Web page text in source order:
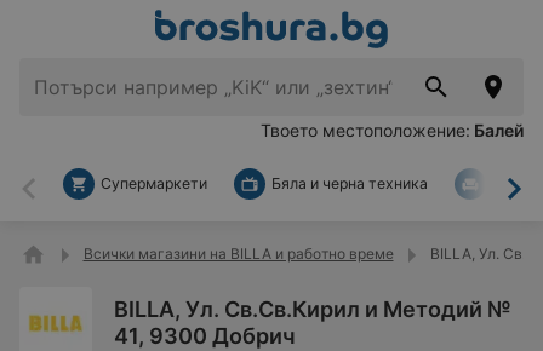
Твоето местоположение: Балей
Назад
Супермаркети Бяла и черна техника За
Всички магазини на BILLA и работно време BILLA, Ул.
BILLA, Ул. Св.Св.Кирил и Методий №
41, 9300 Добрич